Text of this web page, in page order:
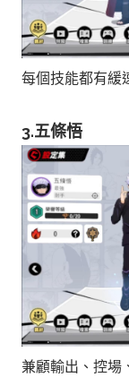
每個技能都有緩
3.五條悟
兼顧輸出、控場